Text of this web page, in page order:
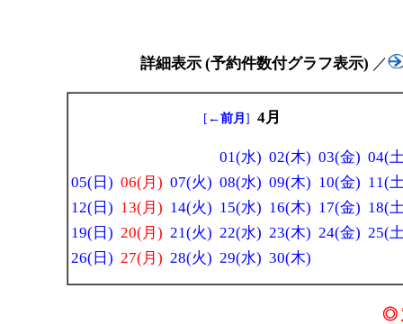
詳細表示 (予約件数付グラフ表示) ／
[ ←前月 ] 4月
01(水) 02(木) 03(金) 04(
05(日) 06(月) 07(火) 08(水) 09(木) 10(金) 11(
12(日) 13(月) 14(火) 15(水) 16(木) 17(金) 18(
19(日) 20(月) 21(火) 22(水) 23(木) 24(金) 25(
26(日) 27(月) 28(火) 29(水) 30(木)
◎